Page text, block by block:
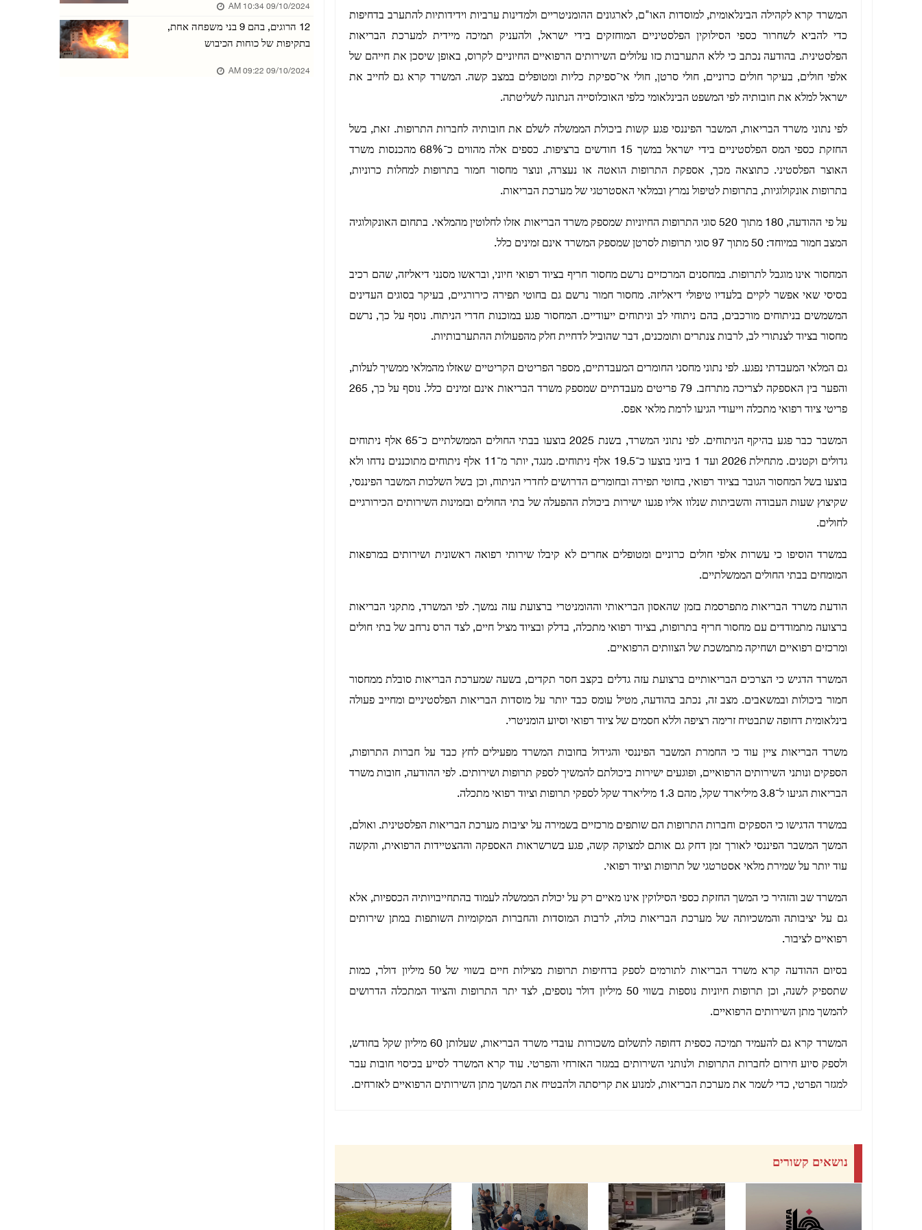
המשרד קרא לקהילה הבינלאומית, למוסדות האו"ם, לארגונים ההומניטריים ולמדינות ערביות וידידותיות להתערב בדחיפות
כדי להביא לשחרור כספי הסילוקין הפלסטיניים המוחזקים בידי ישראל, ולהעניק תמיכה מיידית למערכת הבריאות
הפלסטינית. בהודעה נכתב כי ללא התערבות כזו עלולים השירותים הרפואיים החיוניים לקרוס, באופן שיסכן את חייהם של
אלפי חולים, בעיקר חולים כרוניים, חולי סרטן, חולי אי־ספיקת כליות ומטופלים במצב קשה. המשרד קרא גם לחייב את
ישראל למלא את חובותיה לפי המשפט הבינלאומי כלפי האוכלוסייה הנתונה לשליטתה.
לפי נתוני משרד הבריאות, המשבר הפיננסי פגע קשות ביכולת הממשלה לשלם את חובותיה לחברות התרופות. זאת, בשל
החזקת כספי המס הפלסטיניים בידי ישראל במשך 15 חודשים ברציפות. כספים אלה מהווים כ־68% מהכנסות משרד
האוצר הפלסטיני. כתוצאה מכך, אספקת התרופות הואטה או נעצרה, ונוצר מחסור חמור בתרופות למחלות כרוניות,
בתרופות אונקולוגיות, בתרופות לטיפול נמרץ ובמלאי האסטרטגי של מערכת הבריאות.
על פי ההודעה, 180 מתוך 520 סוגי התרופות החיוניות שמספק משרד הבריאות אזלו לחלוטין מהמלאי. בתחום האונקולוגיה
המצב חמור במיוחד: 50 מתוך 97 סוגי תרופות לסרטן שמספק המשרד אינם זמינים כלל.
המחסור אינו מוגבל לתרופות. במחסנים המרכזיים נרשם מחסור חריף בציוד רפואי חיוני, ובראשו מסנני דיאליזה, שהם רכיב
בסיסי שאי אפשר לקיים בלעדיו טיפולי דיאליזה. מחסור חמור נרשם גם בחוטי תפירה כירורגיים, בעיקר בסוגים העדינים
המשמשים בניתוחים מורכבים, בהם ניתוחי לב וניתוחים ייעודיים. המחסור פגע במוכנות חדרי הניתוח. נוסף על כך, נרשם
מחסור בציוד לצנתורי לב, לרבות צנתרים ותומכנים, דבר שהוביל לדחיית חלק מהפעולות ההתערבותיות.
גם המלאי המעבדתי נפגע. לפי נתוני מחסני החומרים המעבדתיים, מספר הפריטים הקריטיים שאזלו מהמלאי ממשיך לעלות,
והפער בין האספקה לצריכה מתרחב. 79 פריטים מעבדתיים שמספק משרד הבריאות אינם זמינים כלל. נוסף על כך, 265
פריטי ציוד רפואי מתכלה וייעודי הגיעו לרמת מלאי אפס.
המשבר כבר פגע בהיקף הניתוחים. לפי נתוני המשרד, בשנת 2025 בוצעו בבתי החולים הממשלתיים כ־65 אלף ניתוחים
גדולים וקטנים. מתחילת 2026 ועד 1 ביוני בוצעו כ־19.5 אלף ניתוחים. מנגד, יותר מ־11 אלף ניתוחים מתוכננים נדחו ולא
בוצעו בשל המחסור הגובר בציוד רפואי, בחוטי תפירה ובחומרים הדרושים לחדרי הניתוח, וכן בשל השלכות המשבר הפיננסי,
שקיצוץ שעות העבודה והשביתות שנלוו אליו פגעו ישירות ביכולת ההפעלה של בתי החולים ובזמינות השירותים הכירורגיים
לחולים.
במשרד הוסיפו כי עשרות אלפי חולים כרוניים ומטופלים אחרים לא קיבלו שירותי רפואה ראשונית ושירותים במרפאות
המומחים בבתי החולים הממשלתיים.
הודעת משרד הבריאות מתפרסמת בזמן שהאסון הבריאותי וההומניטרי ברצועת עזה נמשך. לפי המשרד, מתקני הבריאות
ברצועה מתמודדים עם מחסור חריף בתרופות, בציוד רפואי מתכלה, בדלק ובציוד מציל חיים, לצד הרס נרחב של בתי חולים
ומרכזים רפואיים ושחיקה מתמשכת של הצוותים הרפואיים.
המשרד הדגיש כי הצרכים הבריאותיים ברצועת עזה גדלים בקצב חסר תקדים, בשעה שמערכת הבריאות סובלת ממחסור
חמור ביכולות ובמשאבים. מצב זה, נכתב בהודעה, מטיל עומס כבד יותר על מוסדות הבריאות הפלסטיניים ומחייב פעולה
בינלאומית דחופה שתבטיח זרימה רציפה וללא חסמים של ציוד רפואי וסיוע הומניטרי.
משרד הבריאות ציין עוד כי החמרת המשבר הפיננסי והגידול בחובות המשרד מפעילים לחץ כבד על חברות התרופות,
הספקים ונותני השירותים הרפואיים, ופוגעים ישירות ביכולתם להמשיך לספק תרופות ושירותים. לפי ההודעה, חובות משרד
הבריאות הגיעו ל־3.8 מיליארד שקל, מהם 1.3 מיליארד שקל לספקי תרופות וציוד רפואי מתכלה.
במשרד הדגישו כי הספקים וחברות התרופות הם שותפים מרכזיים בשמירה על יציבות מערכת הבריאות הפלסטינית. ואולם,
המשך המשבר הפיננסי לאורך זמן דחק גם אותם למצוקה קשה, פגע בשרשראות האספקה וההצטיידות הרפואית, והקשה
עוד יותר על שמירת מלאי אסטרטגי של תרופות וציוד רפואי.
המשרד שב והזהיר כי המשך החזקת כספי הסילוקין אינו מאיים רק על יכולת הממשלה לעמוד בהתחייבויותיה הכספיות, אלא
גם על יציבותה והמשכיותה של מערכת הבריאות כולה, לרבות המוסדות והחברות המקומיות השותפות במתן שירותים
רפואיים לציבור.
בסיום ההודעה קרא משרד הבריאות לתורמים לספק בדחיפות תרופות מצילות חיים בשווי של 50 מיליון דולר, כמות
שתספיק לשנה, וכן תרופות חיוניות נוספות בשווי 50 מיליון דולר נוספים, לצד יתר התרופות והציוד המתכלה הדרושים
להמשך מתן השירותים הרפואיים.
המשרד קרא גם להעמיד תמיכה כספית דחופה לתשלום משכורות עובדי משרד הבריאות, שעלותן 60 מיליון שקל בחודש,
ולספק סיוע חירום לחברות התרופות ולנותני השירותים במגזר האזרחי והפרטי. עוד קרא המשרד לסייע בכיסוי חובות עבר
למגזר הפרטי, כדי לשמר את מערכת הבריאות, למנוע את קריסתה ולהבטיח את המשך מתן השירותים הרפואיים לאזרחים.
נושאים קשורים
כוחות הכיבוש השתלטו על שלושה בתים באל-בירה וה ...
05/אוגוסט/2026 07:05 PM
09/10/2024 10:34 AM
12 הרוגים, בהם 9 בני משפחה אחת,
בתקיפות של כוחות הכיבוש
09/10/2024 09:22 AM